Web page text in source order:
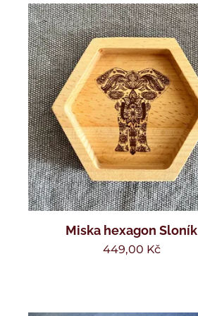
Miska hexagon Sloník
449,00 Kč